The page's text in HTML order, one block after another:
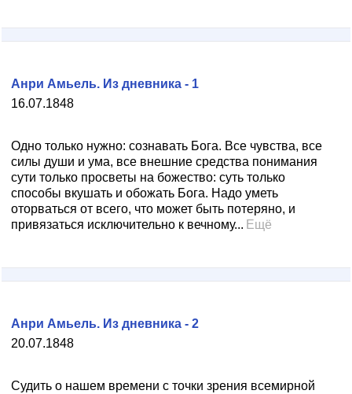
16.07.1848
Анри Амьель. Из дневника - 1
Одно только нужно: сознавать Бога. Все чувства, все
силы души и ума, все внешние средства понимания
сути только просветы на божество: суть только
способы вкушать и обожать Бога. Надо уметь
оторваться от всего, что может быть потеряно, и
привязаться исключительно к вечному... Ещё
20.07.1848
Анри Амьель. Из дневника - 2
Судить о нашем времени с точки зрения всемирной